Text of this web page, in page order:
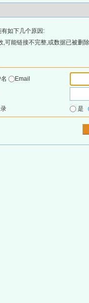
如下几个原因:
,可能链接不完整,或数据已被删
Email
是